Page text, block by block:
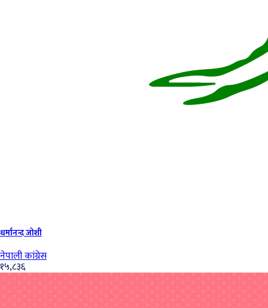
धर्मानन्द जोशी
नेपाली कांग्रेस
१५,८३६